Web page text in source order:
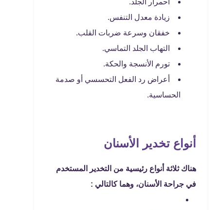
احمرار الجلد.
زيادة معدل التنفس.
خفقان وسرعة ضربات القلب.
التهاب الجلد التماسي.
تورم الأنسجة والحكة.
أعراض رد الفعل التحسسي أو صدمة
الحساسية.
أنواع تخدير الأسنان
هناك ثلاثة أنواع رئيسية من التخدير المستخدم
في جراحة الأسنان، وهما كالتالي :